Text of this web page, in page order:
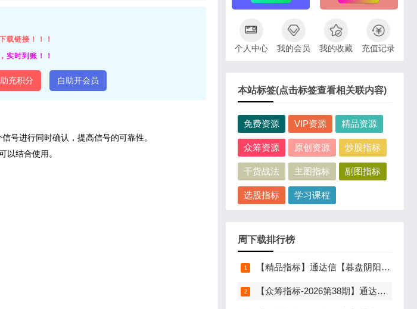
个人中心 我的会员 我的收藏 充值记录
载链接！！！
实时到账！！
充积分 自助开会员
号进行同时确认，提高信号的可靠性。
以结合使用。
本站标签(点击标签查看相关联内容)
免费资源 VIP资源 精品资源
众筹资源 原创资源 炒股指标
干货战法 主图指标 副图指标
选股指标 学习课程
周下载排行榜
【精品指标】通达信【暮盘阴阳序】指标，副图排序，尾盘选股，电脑版量化辅助工具，尾盘排序，信号全天不变，仅限电脑通达信使用
【众筹指标-2026第38期】通达信【分歧转多】指标，主图、副图、选股，首板分歧低吸二波行情，信号少，胜率高，手机电脑通达信通用